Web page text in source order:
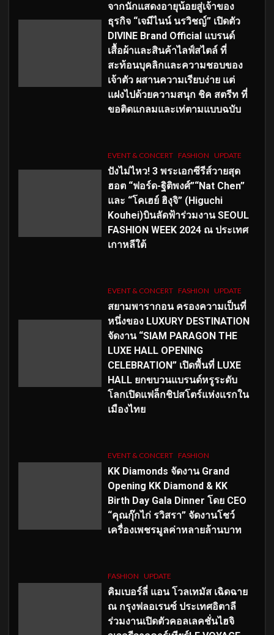
จากนักแสดงอายุน้อยสู่เจ้าของ
ธุรกิจ “เจมีไนน์ นรวิชญ์” เปิดตัว
DIVINE Brand Official แบรนด์
เสื้อผ้าและสินค้าไลฟ์สไตล์ ที่
สะท้อนบุคลิกและความชอบของ
เจ้าตัว ผสานความเรียบง่าย แต่
แฝงไปด้วยความสนุก ชิค สตรีท ที่
ขอติดแกลมและเท่ตามแบบฉบับ
EVENT & CONCERT FASHION UPDATE
ปังไม่ไหว! 3 พระเอกซีรีส์วายสุด
ฮอต “ฟอร์ด-ฐิติพงศ์”“Nat Chen”
และ “โคเฮย์ ฮิงุจิ” (Higuchi
Kouhei)บินลัดฟ้าร่วมงาน SEOUL
FASHION WEEK 2024 ณ ประเทศ
เกาหลีใต้
EVENT & CONCERT FASHION UPDATE
สยามพารากอน ครองความเป็นที่
หนึ่งของ LUXURY DESTINATION
จัดงาน “SIAM PARAGON THE
LUXE HALL OPENING
CELEBRATION” เปิดพื้นที่ LUXE
HALL ยกขบวนแบรนด์หรูระดับ
โลกเปิดแฟล็กชิปสโตร์แห่งแรกใน
เมืองไทย
EVENT & CONCERT FASHION
KK Diamonds จัดงาน Grand
Opening KK Diamond & KK
Birth Day Gala Dinner โดย CEO
“คุณกุ๊กไก่ รวิสรา” จัดงานโชว์
เครื่องเพชรมูลค่าหลายล้านบาท
FASHION UPDATE
คิมเบอร์ลี่ แอน โวลเทมัส เฉิดฉาย
ณ กรุงฟลอเรนซ์ ประเทศอิตาลี
ร่วมงานเปิดตัวคอลเลคชั่นไฮจิ